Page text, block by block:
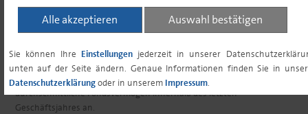
Alle akzeptieren Auswahl bestätigen
Sie können Ihre Einstellungenjederzeit in unserer
unten auf der Seite ändern. Genaue Informationen finden Sie in
Datenschutzerklärungoder in unserem Impressum.
1) Angaben zur Verwahrstelle inkl. MwSt
2) Die Gesamtkostenquote (Total Expense Ratio) gibt die vom Fonds
getragenen Kosten insgesamt (mit Ausnahme der
Transaktionskosten und der Performance Fee) bezogen auf das
durchschnittliche Fondsvermögen innerhalb des letzten
Geschäftsjahres an.